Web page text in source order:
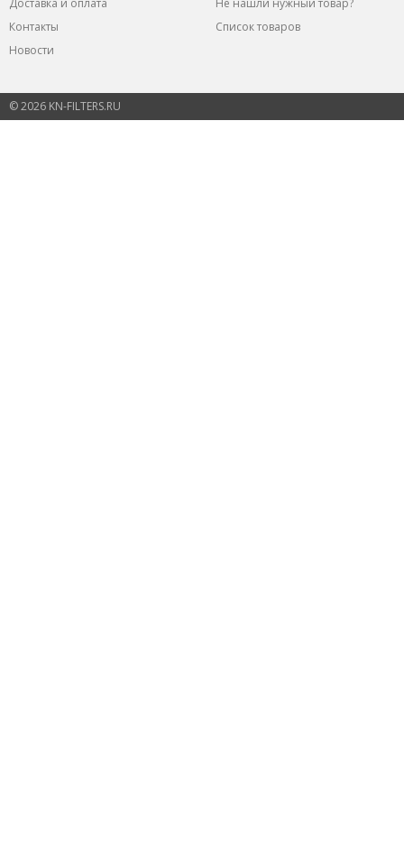
Доставка и оплата
Не нашли нужный товар?
Контакты
Список товаров
Новости
© 2026 KN-FILTERS.RU